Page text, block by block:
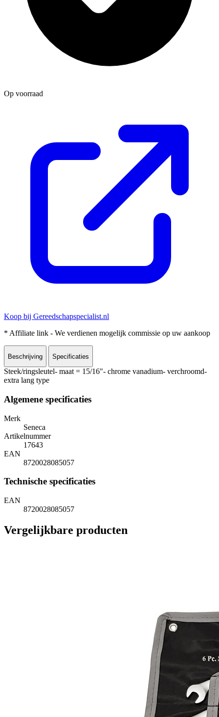
Op voorraad
Koop bij Gereedschapspecialist.nl
* Affiliate link - We verdienen mogelijk commissie op uw aankoop
Beschrijving Specificaties
Steek/ringsleutel- maat = 15/16"- chrome vanadium- verchroomd-
extra lang type
Algemene specificaties
Merk
Seneca
Artikelnummer
17643
EAN
8720028085057
Technische specificaties
EAN
8720028085057
Vergelijkbare producten